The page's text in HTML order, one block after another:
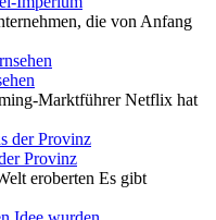
die von Anfang
Marktführer Netflix hat
Provinz
eroberten Es gibt